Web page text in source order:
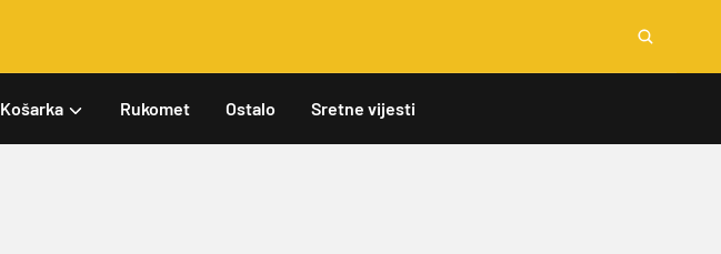
Košarka Rukomet Ostalo Sretne vijesti